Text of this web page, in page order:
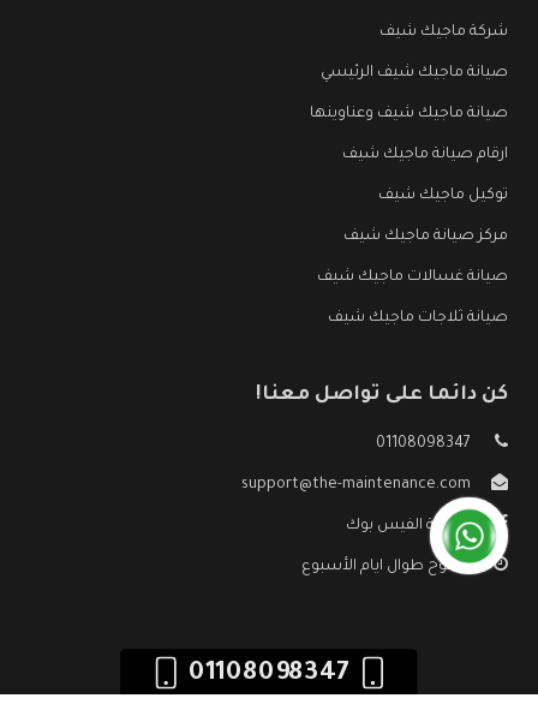
شركة ماجيك شيف
صيانة ماجيك شيف الرئيسي
صيانة ماجيك شيف وعناوينها
ارقام صيانة ماجيك شيف
توكيل ماجيك شيف
مركز صيانة ماجيك شيف
صيانة غسالات ماجيك شيف
صيانة ثلاجات ماجيك شيف
كن دائما على تواصل معنا!
01108098347
support@the-maintenance.com
صفحة الفيس بوك
مفتوح طوال ايام الأسبوع
01108098347